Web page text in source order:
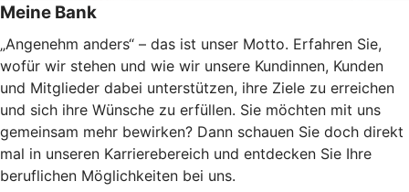
Meine Bank
„Angenehm anders“ – das ist unser Motto. Erfahren Sie,
wofür wir stehen und wie wir unsere Kundinnen, Kunden
und Mitglieder dabei unterstützen, ihre Ziele zu erreichen
und sich ihre Wünsche zu erfüllen. Sie möchten mit uns
gemeinsam mehr bewirken? Dann schauen Sie doch direkt
mal in unseren Karrierebereich und entdecken Sie Ihre
beruflichen Möglichkeiten bei uns.